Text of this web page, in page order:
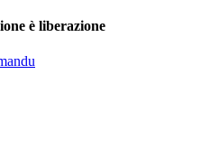
è liberazione